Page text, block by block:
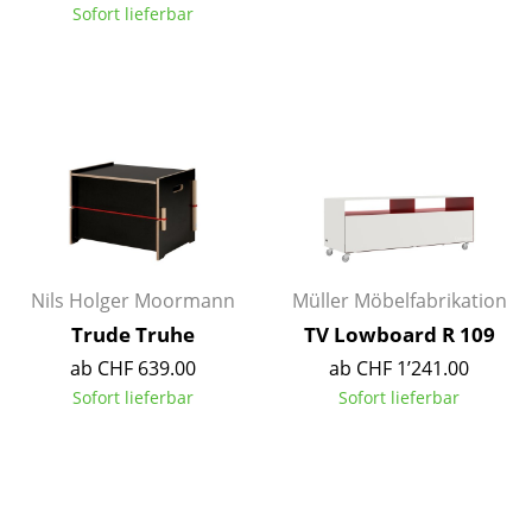
Räume
Esszimmer
Schlafzimmer
Kinderzimmer
Arbeitszimmer
Badezimmer
Sofort lieferbar
Nils Holger Moormann
Trude Truhe
ab CHF 639.00
Sofort lieferbar
Müller Möbelfabrikation
TV Lowboard R 109
ab CHF 1’241.00
Sofort lieferbar